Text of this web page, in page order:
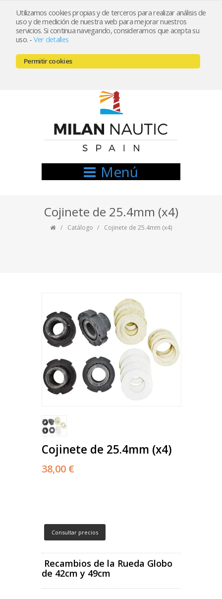
Utilizamos cookies propias y de terceros para realizar análisis de
uso y de medición de nuestra web para mejorar nuestros
servicios. Si continua navegando, consideramos que acepta su
uso. - Ver detalles
Permitir cookies
Registrarse Mi cuenta
666521122 // 654999333
Menú
Cojinete de 25.4mm (x4)
Catálogo Cojinete de 25.4mm (x4)
Cojinete de 25.4mm (x4)
38,00 €
Consultar precios
Recambios de la Rueda Globo
de 42cm y 49cm